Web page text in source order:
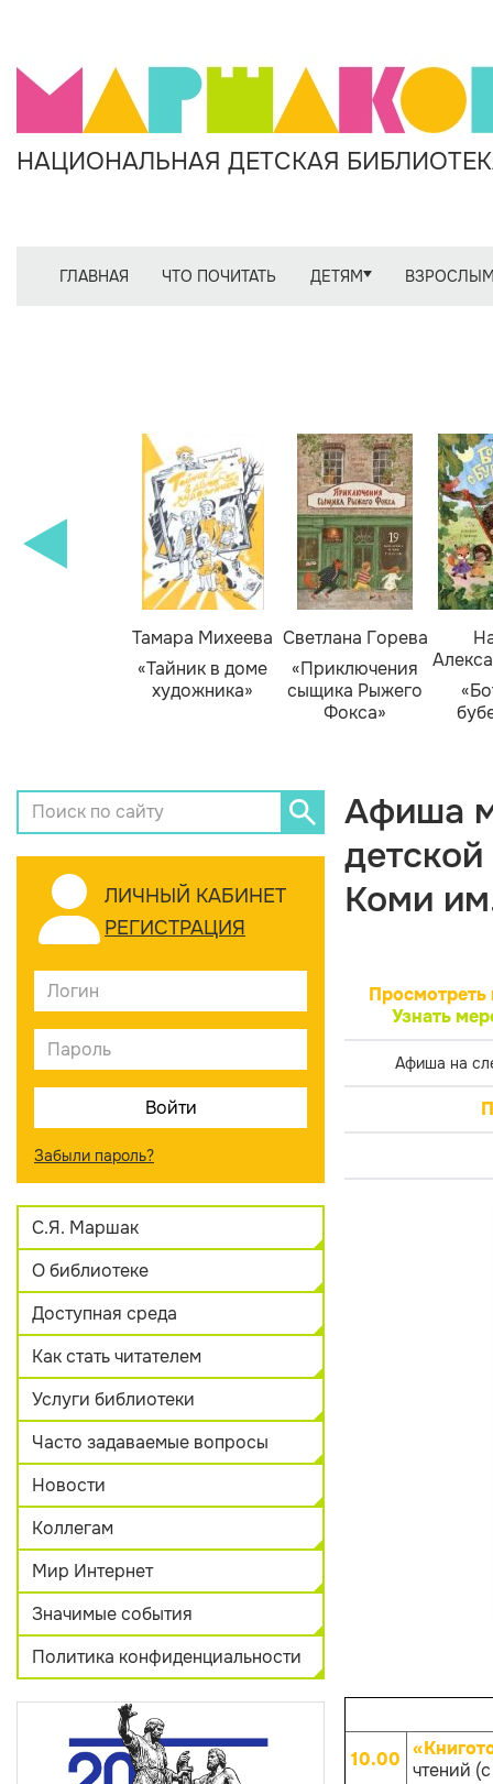
НАЦИОНАЛЬНАЯ ДЕТСКАЯ
ГЛАВНАЯ ЧТО ПОЧИТАТЬ ДЕТЯМ
Тамара Михеева
«Тайник в доме
художника»
Светлана Горева
«Приключения
сыщика Рыжего
Фокса»
ЛИЧНЫЙ КАБИНЕТ
РЕГИСТРАЦИЯ
Забыли пароль?
С.Я. Маршак
О библиотеке
Доступная среда
Как стать читателем
Услуги библиотеки
Часто задаваемые вопросы
Новости
Коллегам
Мир Интернет
Значимые события
Политика конфиденциальности
Афиша
Коми
Просмотреть
Узнать
Афиша на
10.00 чтений